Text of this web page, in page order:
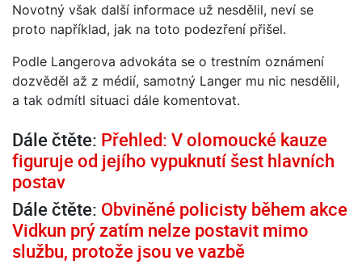
Novotný však další informace už nesdělil, neví se
proto například, jak na toto podezření přišel.
Podle Langerova advokáta se o trestním oznámení
dozvěděl až z médií, samotný Langer mu nic nesdělil,
a tak odmítl situaci dále komentovat.
Dále čtěte: Přehled: V olomoucké kauze
figuruje od jejího vypuknutí šest hlavních
postav
Dále čtěte: Obviněné policisty během akce
Vidkun prý zatím nelze postavit mimo
službu, protože jsou ve vazbě